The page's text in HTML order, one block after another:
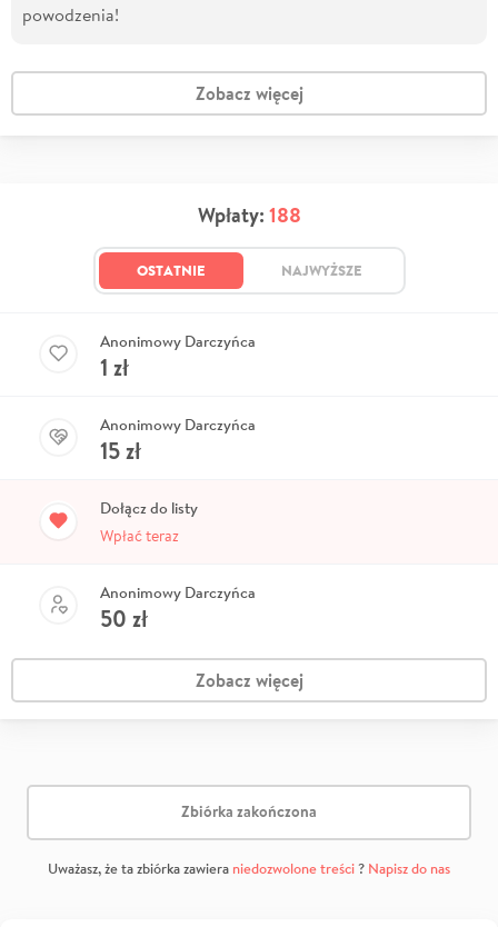
powodzenia!
Zobacz więcej
Wpłaty: 188
OSTATNIE NAJWYŻSZE
Anonimowy Darczyńca
1 zł
Anonimowy Darczyńca
15zł
Dołącz do listy
Wpłać teraz
Anonimowy Darczyńca
50 zł
Zobacz więcej
Zbiórka zakończona
Uważasz, że ta zbiórka zawiera niedozwolone treści? Napisz do nas